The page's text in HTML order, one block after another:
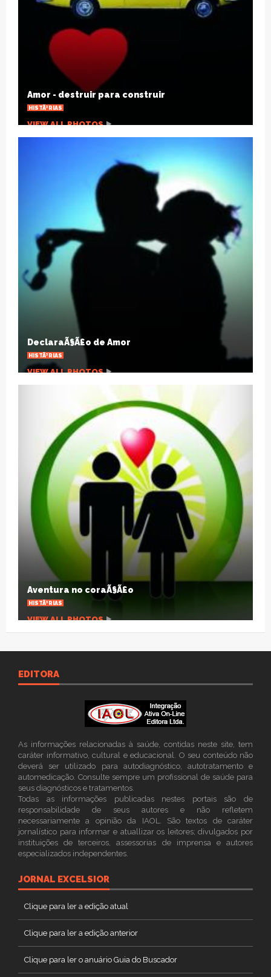
Joelho estalando, por que isso acontece?
SAÃºDE
VIEW ALL PHOTOS
HÃ¡ um sÃ©culo a gripe espanhola mudou o
ARTIGOS
VIEW ALL PHOTOS
A pandemia que desnuda um planeta
agonizante
ARTIGOS
VIEW ALL PHOTOS
EDITORA
As informações relacionadas à saúde, contidas neste site, tem
caráter informativo, cultural e educacional. O seu conteúdo não
deverá ser utilizado para autodiagnóstico, autotratamento e
automedicação. Consulte sempre um profissional de saúde para
seus diagnósticos e tratamentos.
Todas as informações publicadas nestes portais são de
responsabilidade de seus autores e não refletem
necessariamente a opinião da IAOL. São textos de caráter
jornalístico para informar e atuallizar os leitores; divulgados por
instituições de terceiros, assessorias de imprensa e autores
especializados independentes.
JORNAL EXCELSIOR
Clique para ler a edição atual
Clique para ler a edição anterior
Clique para ler o anuário Guia do Buscador